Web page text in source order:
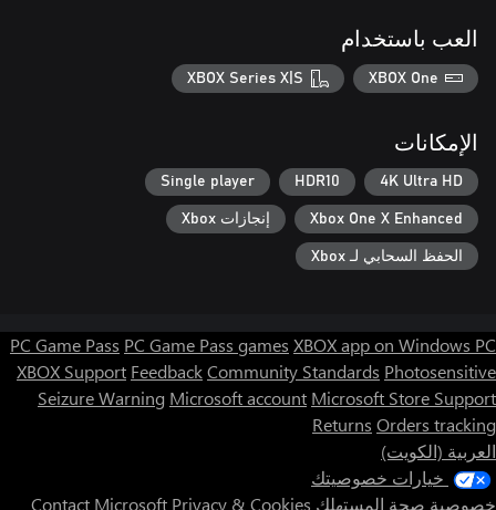
العب باستخدام
XBOX One
XBOX Series X|S
الإمكانات
4K Ultra HD
HDR10
Single player
Xbox One X Enhanced إنجازات Xbox
الحفظ السحابي لـ Xbox
PC Game Pass PC Game Pass games XBOX app on Windows PC
XBOX Support FeedbackCommunity Standards Photosensitive
Seizure Warning Microsoft account Microsoft Store Support
Returns Orders tracking
العربية (الكويت)
خيارات خصوصيتك
خصوصية صحة المستهلك
Contact Microsoft Privacy & Cookies